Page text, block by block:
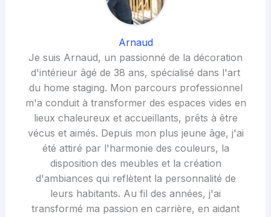
Arnaud
Je suis Arnaud, un passionné de la décoration
d'intérieur âgé de 38 ans, spécialisé dans l'art
du home staging. Mon parcours professionnel
m'a conduit à transformer des espaces vides en
lieux chaleureux et accueillants, prêts à être
vécus et aimés. Depuis mon plus jeune âge, j'ai
été attiré par l'harmonie des couleurs, la
disposition des meubles et la création
d'ambiances qui reflètent la personnalité de
leurs habitants. Au fil des années, j'ai
transformé ma passion en carrière, en aidant